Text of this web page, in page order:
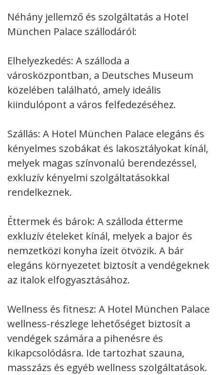
Néhány jellemző és szolgáltatás a Hotel
München Palace szállodáról:
Elhelyezkedés: A szálloda a
városközpontban, a Deutsches Museum
közelében található, amely ideális
kiindulópont a város felfedezéséhez.
Szállás: A Hotel München Palace elegáns és
kényelmes szobákat és lakosztályokat kínál,
melyek magas színvonalú berendezéssel,
exkluzív kényelmi szolgáltatásokkal
rendelkeznek.
Éttermek és bárok: A szálloda étterme
exkluzív ételeket kínál, melyek a bajor és
nemzetközi konyha ízeit ötvözik. A bár
elegáns környezetet biztosít a vendégeknek
az italok elfogyasztásához.
Wellness és fitnesz: A Hotel München Palace
wellness-részlege lehetőséget biztosít a
vendégek számára a pihenésre és
kikapcsolódásra. Ide tartozhat szauna,
masszázs és egyéb wellness szolgáltatások.